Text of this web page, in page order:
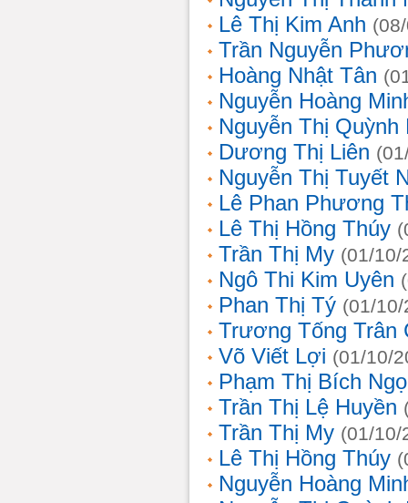
Lê Thị Kim Anh
Trần Nguyễn
Hoàng Nhật Tân
Nguyễn Hoàng
Nguyễn Thị Quỳnh
Dương Thị Liên
Nguyễn Thị Tuyết
Lê Phan Phương
Lê Thị Hồng Thúy
Trần Thị My (01/10/
Ngô Thi Kim Uyên
Phan Thị Tý (01/
Trương Tống Trân
Võ Viết Lợi (01/10/
Phạm Thị Bích
Trần Thị Lệ Huyền
Trần Thị My (01/10/
Lê Thị Hồng Thúy
Nguyễn Hoàng